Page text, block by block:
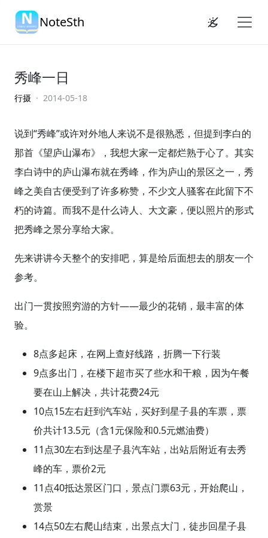
NoteSth
秀峰一日
行摄 · 2014-05-18
说到“秀峰”或许对外地人来说不是很熟悉，但提到李白的
那首《望庐山瀑布》，我想大家一定都烂熟于心了。其实
李白诗中的庐山瀑布就在秀峰，作为庐山的景区之一，秀
峰之美自古便受到了许多称赞，不少文人骚客在此留下不
朽的诗篇。而我不是什么诗人、大文豪，便以照片的形式
把秀峰之景分享给大家。
先来讲讲今天整个的安排吧，算是给后面想去的朋友一个
参考。
出门一贯按照穷游的方针——最少的花销，最丰富的体
验。
8点多起床，在网上查好线路，折腾一下行装
9点多出门，在楼下超市买了些水和干粮，因为午餐
要在山上解决，共计花费24元
10点15左右赶到汽车站，买好到星子县的车票，票
价共计13.5元（含1元保险和0.5元燃油费）
11点30左右到达星子县汽车站，出站后附近有去秀
峰的车，票价2元
11点40抵达景区门口，景点门票63元，开始爬山，
赏景
14点50左右爬山结束，出景点大门，徒步回星子县